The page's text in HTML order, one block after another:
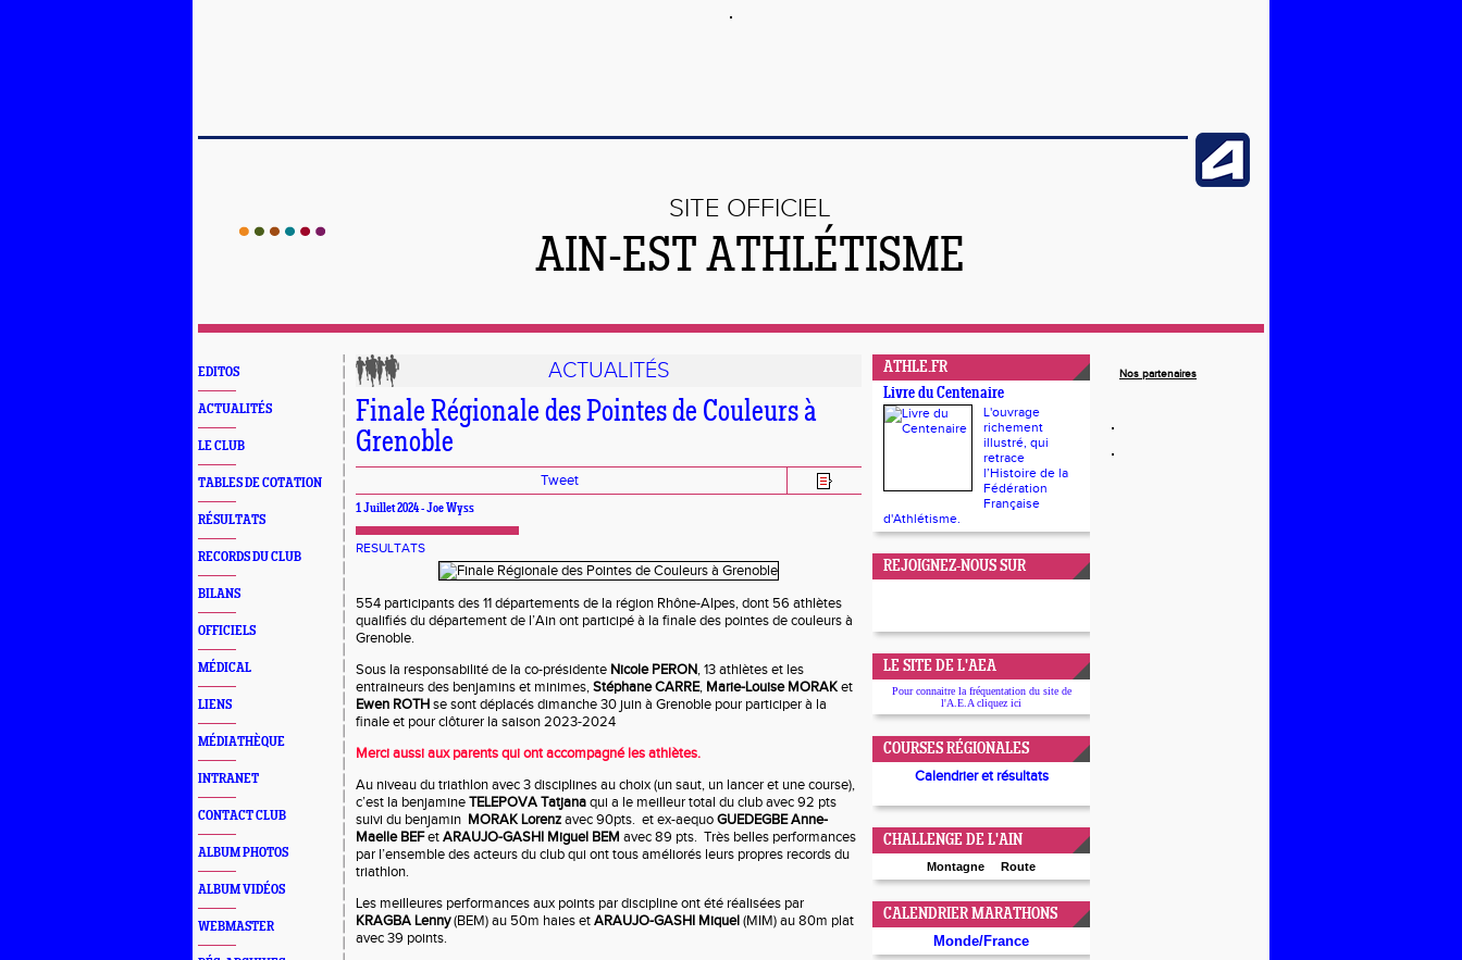
SITE OFFICIEL
AIN-EST ATHLÉTISME
EDITOS
ACTUALITÉS
LE CLUB
TABLES DE COTATION
RÉSULTATS
RECORDS DU CLUB
BILANS
OFFICIELS
MÉDICAL
LIENS
MÉDIATHÈQUE
INTRANET
CONTACT CLUB
ALBUM PHOTOS
ALBUM VIDÉOS
WEBMASTER
ACTUALITÉS
Finale Régionale des Pointes de Couleurs à
Grenoble
Tweet
1 Juillet 2024 - Joe Wyss
RESULTATS
554 participants des 11 départements de la région Rhône-Alpes, dont 56 athlètes
qualifiés du département de l’Ain ont participé à la finale des pointes de couleurs à
Grenoble.
Sous la responsabilité de la co-présidente Nicole PERON, 13 athlètes et les
entraineurs des benjamins et minimes,Stéphane CARRE, Marie-Louise MORAKet
Ewen ROTHse sont déplacés dimanche 30 juin à Grenoble pour participer à la
finale et pour clôturer la saison 2023-2024
Merci aussi aux parents qui ont accompagné les athlètes.
Au niveau du triathlon avec 3 disciplines au choix (un saut, un lancer et une course),
c’est la benjamineTELEPOVA Tatjanaqui a le meilleur total du club avec 92 pts
suivi du benjamin MORAK Lorenzavec 90pts. et ex-aequoGUEDEGBE Anne-
Maelle BEFetARAUJO-GASHI Miguel BEM avec 89 pts. Très belles performances
par l’ensemble des acteurs du club qui ont tous améliorés leurs propres records du
triathlon.
Les meilleures performances aux points par discipline ont été réalisées par
KRAGBA Lenny(BEM) au 50m haies etARAUJO-GASHI Miquel(MIM) au 80m plat
avec 39 points.
ATHLE.FR
Livre du Centenaire
L'ouvrage
richement
illustré, qui
retrace
l’Histoire de la
Fédération
Française
d'Athlétisme.
REJOIGNEZ-NOUS SUR
LE SITE DE L'AEA
Pour connaitre la fréquentation du site de
l'A.E.A cliquez ici
COURSES RÉGIONALES
Calendrier et résultats
CHALLENGE DE L'AIN
Montagne Route
CALENDRIER MARATHONS
Monde/France
Nos partenaires